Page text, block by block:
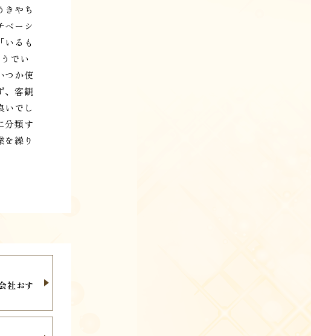
きやち
ベーシ
いるも
でい
つか使
、客観
いでし
分類す
繰り
社おす